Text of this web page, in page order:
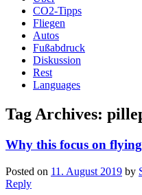
CO2-Tipps
Fliegen
Autos
Fußabdruck
Diskussion
Rest
Languages
Tag Archives:
Why this focus on
Posted on 11. August 2019 by
Reply